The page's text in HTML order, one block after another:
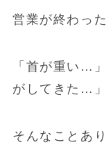
営業が終わった
「首が重い…
がしてきた…」
そんなことあ